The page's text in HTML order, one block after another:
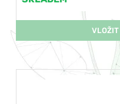
VLOŽIT